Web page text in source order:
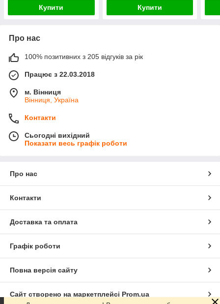
Купити Купити
Про нас
100% позитивних з 205 відгуків за рік
Працює з 22.03.2018
м. Вінниця
Вінниця, Україна
Контакти
Сьогодні вихідний
Показати весь графік роботи
Про нас
Контакти
Доставка та оплата
Графік роботи
Повна версія сайту
Сайт створено на маркетплейсі Prom.ua